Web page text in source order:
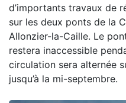
d’importants travaux de
sur les deux ponts de la
Allonzier-la-Caille. Le
restera inaccessible
circulation sera alternée
jusqu’à la mi-septembre.